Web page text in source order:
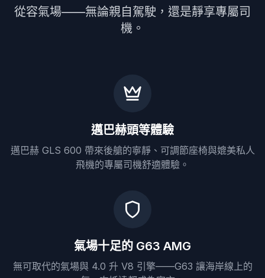
從容氣場——無論親自駕駛，還是靜享專屬司
機。
邁巴赫頭等體驗
邁巴赫 GLS 600 帶來後艙的寧靜、可調節座椅與媲美私人
飛機的專屬司機舒適體驗。
氣場十足的 G63 AMG
無可取代的氣場與 4.0 升 V8 引擎——G63 讓海岸線上的